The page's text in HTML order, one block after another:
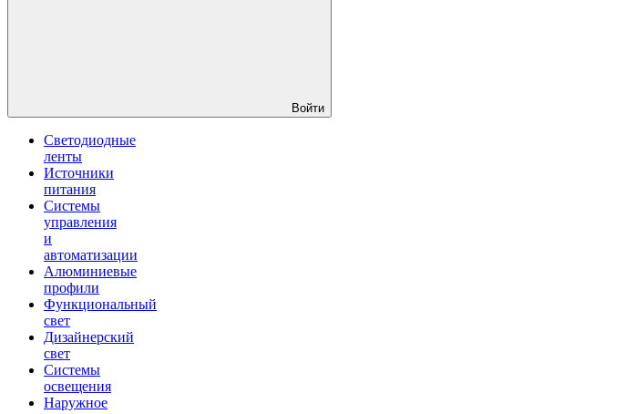
Войти
Светодиодные
ленты
Источники
питания
Системы
управления
и
автоматизации
Алюминиевые
профили
Функциональный
свет
Дизайнерский
свет
Системы
освещения
Наружное